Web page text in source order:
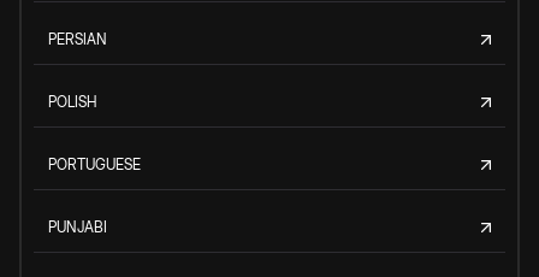
PERSIAN
POLISH
PORTUGUESE
PUNJABI